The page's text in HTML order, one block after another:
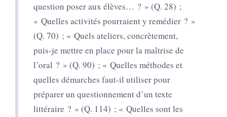
question poser aux élèves… ? » (Q. 28) ;
« Quelles activités pourraient y remédier ? »
(Q. 70) ; « Quels ateliers, concrètement,
puis-je mettre en place pour la maîtrise de
l’oral ? » (Q. 90) ; « Quelles méthodes et
quelles démarches faut-il utiliser pour
préparer un questionnement d’un texte
littéraire ? » (Q. 114) ; « Quelles sont les